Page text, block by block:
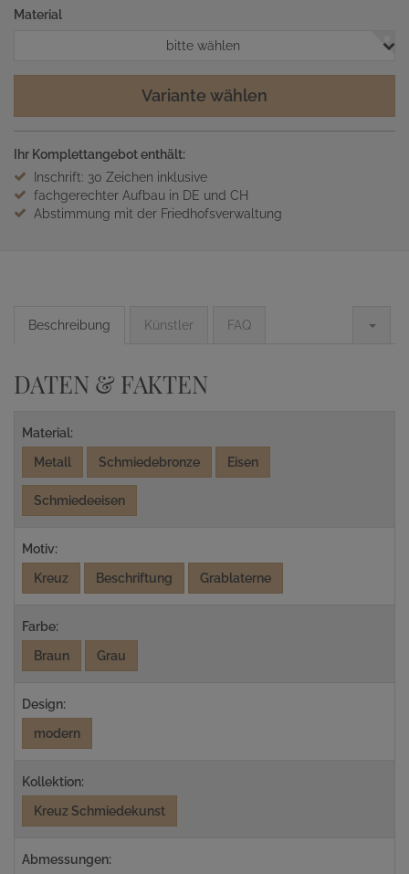
Material
bitte wählen
Variante wählen
Ihr Komplettangebot enthält:
Inschrift: 30 Zeichen inklusive
fachgerechter Aufbau in DE und CH
Abstimmung mit der Friedhofsverwaltung
Beschreibung Künstler FAQ
DATEN & FAKTEN
Material:
Metall
Schmiedebronze Eisen
Schmiedeeisen
Motiv:
Kreuz
Beschriftung Grablaterne
Farbe:
Braun
Grau
Design:
modern
Kollektion:
Kreuz Schmiedekunst
Abmessungen: